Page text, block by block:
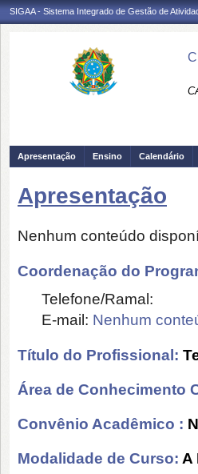
SIGAA - Sistema Integrado de Gestão de
Apresentação Ensino Calendário
Apresentação
Nenhum conteúdo
Coordenação do
Telefone/Ramal:
E-mail: Nenhum
Título do Profissional:
Área de Conhecimento
Convênio Acadêmico :
Modalidade de Curso: A